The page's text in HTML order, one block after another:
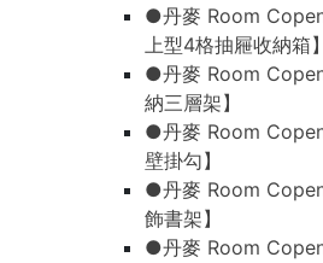
●丹麥 Room
上型4格抽屜收納箱】
●丹麥 Room
納三層架】
●丹麥 Room
壁掛勾】
●丹麥 Room
飾書架】
●丹麥 Room